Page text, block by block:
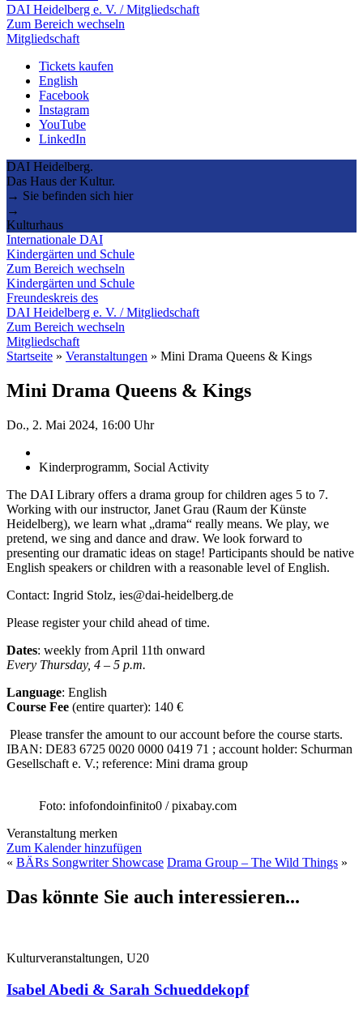
DAI Heidelberg e. V. / Mitgliedschaft
Zum Bereich wechseln
Mitgliedschaft
Tickets kaufen
English
Facebook
Instagram
YouTube
LinkedIn
DAI Heidelberg.
Das Haus der Kultur.
→ Sie befinden sich hier
→
Kulturhaus
Internationale DAI
Kindergärten und Schule
Zum Bereich wechseln
Kindergärten und Schule
Freundeskreis des
DAI Heidelberg e. V. / Mitgliedschaft
Zum Bereich wechseln
Mitgliedschaft
Startseite » Veranstaltungen » Mini Drama Queens & Kings
Mini Drama Queens & Kings
Do., 2. Mai 2024, 16:00 Uhr
Kinderprogramm, Social Activity
The DAI Library offers a drama group for children ages 5 to 7.
Working with our instructor, Janet Grau (Raum der Künste
Heidelberg), we learn what „drama“ really means. We play, we
pretend, we sing and dance and draw. We look forward to
presenting our dramatic ideas on stage! Participants should be native
English speakers or children with a reasonable level of English.
Contact: Ingrid Stolz, ies@dai-heidelberg.de
Please register your child ahead of time.
Dates: weekly from April 11th onward
Every Thursday, 4 – 5 p.m.
Language: English
Course Fee (entire quarter): 140 €
Please transfer the amount to our account before the course starts.
IBAN: DE83 6725 0020 0000 0419 71 ; account holder: Schurman
Gesellschaft e. V.; reference: Mini drama group
Foto: infofondoinfinito0 / pixabay.com
Veranstaltung merken
Zum Kalender hinzufügen
« BÄRs Songwriter Showcase Drama Group – The Wild Things »
Das könnte Sie auch interessieren...
Kulturveranstaltungen, U20
Isabel Abedi & Sarah Schueddekopf